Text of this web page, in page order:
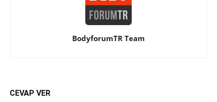
BodyforumTR Team
CEVAP VER